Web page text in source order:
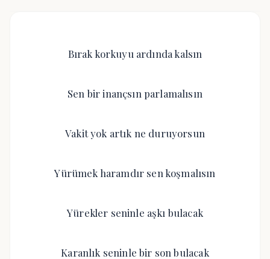
Bırak korkuyu ardında kalsın
Sen bir inançsın parlamalısın
Vakit yok artık ne duruyorsun
Yürümek haramdır sen koşmalısın
Yürekler seninle aşkı bulacak
Karanlık seninle bir son bulacak